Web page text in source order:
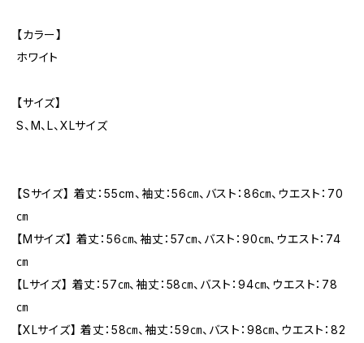
【カラー】
ホワイト
【サイズ】
S、M、L、XLサイズ
【Sサイズ】 着丈：55cm、袖丈：56㎝、バスト：86㎝、ウエスト：70
㎝
【Mサイズ】 着丈：56㎝、袖丈：57㎝、バスト：90㎝、ウエスト：74
㎝
【Lサイズ】 着丈：57㎝、袖丈：58㎝、バスト：94㎝、ウエスト：78
㎝
【XLサイズ】 着丈：58㎝、袖丈：59㎝、バスト：98㎝、ウエスト：82